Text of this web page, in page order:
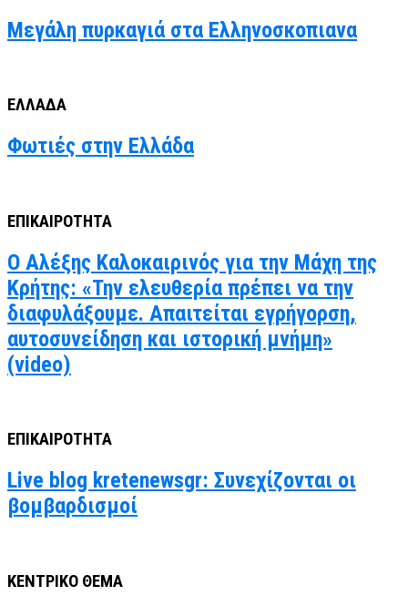
Μεγάλη πυρκαγιά στα Ελληνοσκοπιανα
ΕΛΛΑΔΑ
Φωτιές στην Ελλάδα
ΕΠΙΚΑΙΡΟΤΗΤΑ
Ο Αλέξης Καλοκαιρινός για την Μάχη της
Κρήτης: «Την ελευθερία πρέπει να την
διαφυλάξουμε. Απαιτείται εγρήγορση,
αυτοσυνείδηση και ιστορική μνήμη»
(video)
ΕΠΙΚΑΙΡΟΤΗΤΑ
Live blog kretenewsgr: Συνεχίζονται οι
βομβαρδισμοί
ΚΕΝΤΡΙΚΟ ΘΕΜΑ